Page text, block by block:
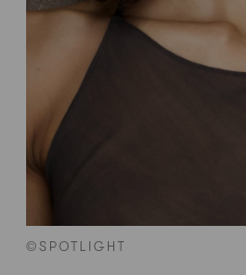
©SPOTLIGHT